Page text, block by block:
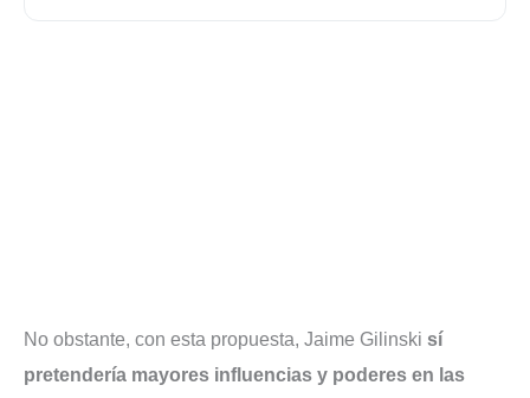
No obstante, con esta propuesta, Jaime Gilinski sí
pretendería mayores influencias y poderes en las